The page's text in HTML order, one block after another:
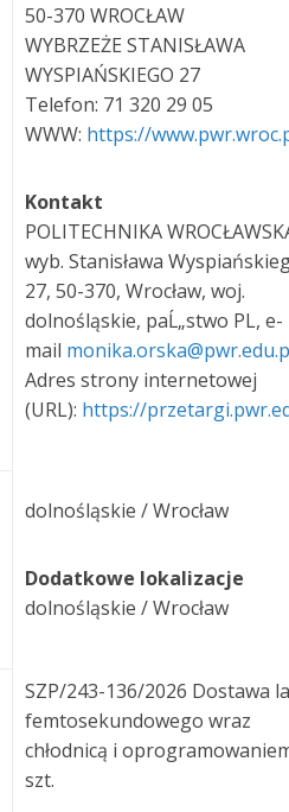
50-370 WROCŁAW
WYBRZEŻE STANISŁAWA
WYSPIAŃSKIEGO 27
Telefon: 71 320 29 05
WWW: https://
Kontakt
POLITECHNIKA
wyb. Stanisława
27, 50-370, Wrocław, woj.
dolnośląskie, paĹ„stwo PL, e-
mail
Adres strony internetowej
(URL): https://
dolnośląskie / Wrocław
Dodatkowe lokalizacje
dolnośląskie / Wrocław
SZP/243-136/2026 Dostawa
femtosekundowego wraz
chłodnicą i
szt.